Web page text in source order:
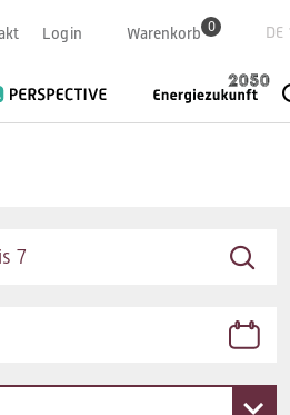
Login Warenkorb 0